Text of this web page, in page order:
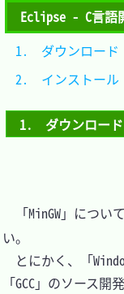
Eclipse - C言語
1.　ダウンロー
2.　インストー
1.　ダウンロード
「MinGW」につい
い。
とにかく、「
「GCC」のソース